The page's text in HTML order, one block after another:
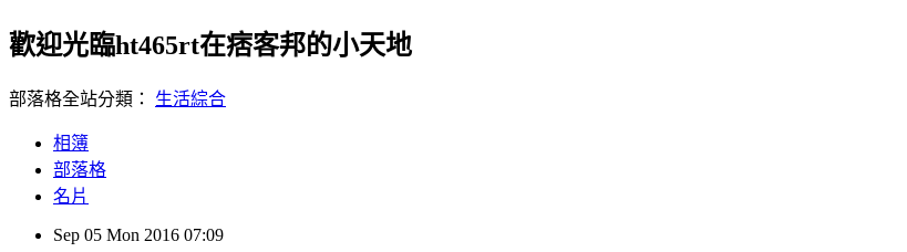
歡迎光臨ht465rt在痞客邦的小天地
部落格全站分類： 生活綜合
相簿
部落格
名片
Sep 05 Mon 2016 07:09